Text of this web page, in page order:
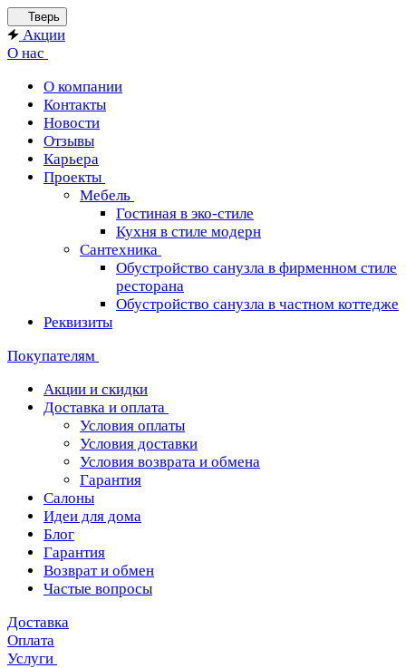
Тверь
Акции
О нас
О компании
Контакты
Новости
Отзывы
Карьера
Проекты
Мебель
Гостиная в эко-стиле
Кухня в стиле модерн
Сантехника
Обустройство санузла в фирменном стиле
ресторана
Обустройство санузла в частном коттедже
Реквизиты
Покупателям
Акции и скидки
Доставка и оплата
Условия оплаты
Условия доставки
Условия возврата и обмена
Гарантия
Салоны
Идеи для дома
Блог
Гарантия
Возврат и обмен
Частые вопросы
Доставка
Оплата
Услуги